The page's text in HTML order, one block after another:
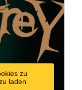
zu
laden